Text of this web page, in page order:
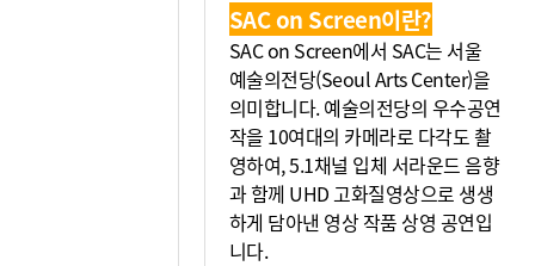
SAC on Screen이란?
SAC on Screen에서 SAC는 서울
예술의전당(Seoul Arts Center)을
의미합니다. 예술의전당의 우수공연
작을 10여대의 카메라로 다각도 촬
영하여, 5.1채널 입체 서라운드 음향
과 함께 UHD 고화질영상으로 생생
하게 담아낸 영상 작품 상영 공연입
니다.